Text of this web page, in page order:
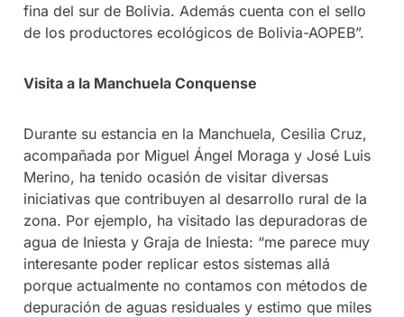
fina del sur de Bolivia. Además cuenta con el sello
de los productores ecológicos de Bolivia-AOPEB”.
Visita a la Manchuela Conquense
Durante su estancia en la Manchuela, Cesilia Cruz,
acompañada por Miguel Ángel Moraga y José Luis
Merino, ha tenido ocasión de visitar diversas
iniciativas que contribuyen al desarrollo rural de la
zona. Por ejemplo, ha visitado las depuradoras de
agua de Iniesta y Graja de Iniesta: “me parece muy
interesante poder replicar estos sistemas allá
porque actualmente no contamos con métodos de
depuración de aguas residuales y estimo que miles